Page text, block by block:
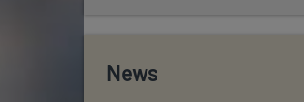
News